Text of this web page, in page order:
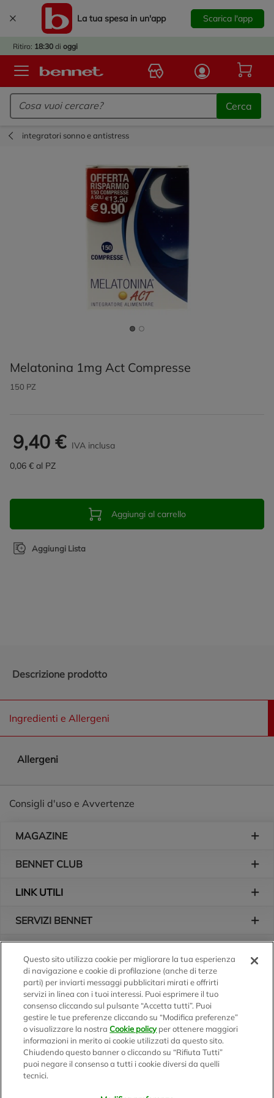
La tua spesa in un'app Scarica l'app
Ritiro: 18:30 di oggi
Logo Bennet - Torna alla homepage
Cerca
integratori sonno e antistress
Melatonina 1mg Act Compresse
150 PZ
9,40 € IVA inclusa
0,06 € al PZ
Aggiungi al carrello
Aggiungi Lista
Descrizione prodotto
Ingredienti e Allergeni
Allergeni
Consigli d'uso e Avvertenze
MAGAZINE
BENNET CLUB
LINK UTILI
SERVIZI BENNET
Logo Bennet
Seguici sui nostri canali
Scarica l'app
Questo sito utilizza cookie per migliorare la tua esperienza
di navigazione e cookie di profilazione (anche di terze
parti) per inviarti messaggi pubblicitari mirati e offrirti
servizi in linea con i tuoi interessi. Puoi esprimere il tuo
consenso cliccando sul pulsante “Accetta tutti”. Puoi
gestire le tue preferenze cliccando su “Modifica preferenze”
o visualizzare la nostraCookie policyper ottenere maggiori
informazioni in merito ai cookie utilizzati da questo sito.
Chiudendo questo banner o cliccando su “Rifiuta Tutti”
puoi negare il consenso a tutti i cookie diversi da quelli
tecnici.